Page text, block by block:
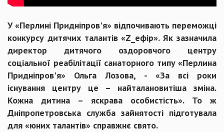
У «Перлині Придніпров'я» відпочивають переможці
конкурсу дитячих талантів «Z_ефір». Як зазначила
директор дитячого оздоровчого центру
соціальної реабілітації санаторного типу «Перлина
Придніпров'я» Ольга Лозова, - «За всі роки
існування центру це – найталановитіша зміна.
Кожна дитина – яскрава особистість». То ж
Дніпропетровська служба зайнятості підготувала
для «юних талантів» справжнє свято.